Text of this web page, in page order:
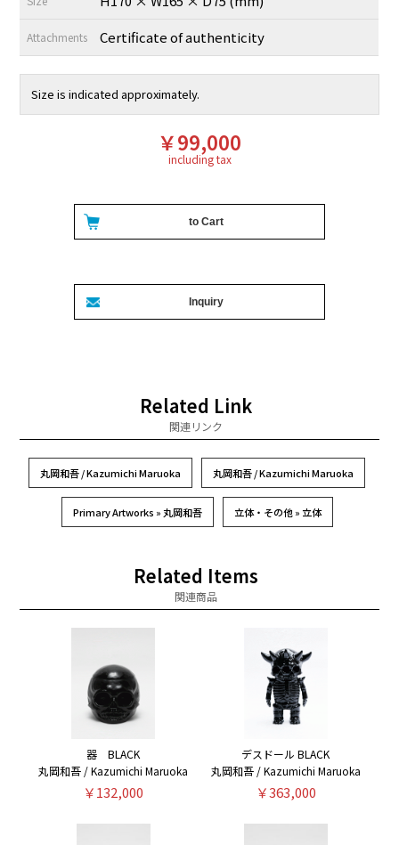
Attachments Certificate of authenticity
Size is indicated approximately.
￥99,000
including tax
Related Link
関連リンク
丸岡和吾 / Kazumichi Maruoka 丸岡和吾 / Kazumichi Maruoka
Primary Artworks » 丸岡和吾 立体・その他 » 立体
Related Items
関連商品
器 BLACK
丸岡和吾 / Kazumichi Maruoka
￥132,000
デスドール BLACK
丸岡和吾 / Kazumichi Maruoka
￥363,000